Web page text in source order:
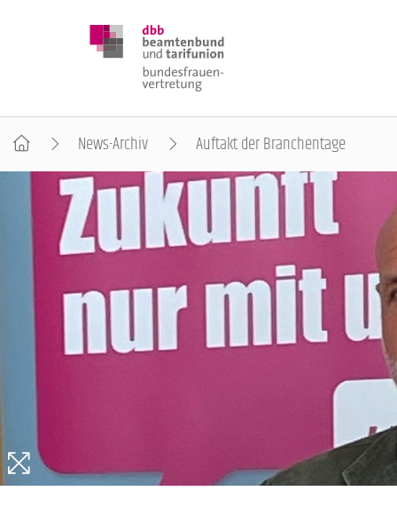
DBB FRAUEN
BUNDESTAGSWAHL 2025
POSITIONEN
SCHWERPUNKTTHEMEN
TERMINE & VERANSTALTUNGEN
News-Archiv Auftakt der Branchentage